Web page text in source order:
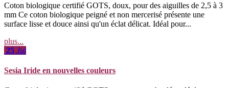
Coton biologique certifié GOTS, doux, pour des aiguilles de 2,5 à 3
mm Ce coton biologique peigné et non mercerisé présente une
surface lisse et douce ainsi qu'un éclat délicat. Idéal pour...
plus...
25 Jul
Sesia Iride en nouvelles couleurs